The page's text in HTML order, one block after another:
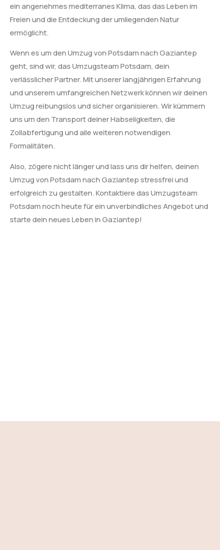
ein angenehmes mediterranes Klima, das das Leben im
Freien und die Entdeckung der umliegenden Natur
ermöglicht.
Wenn es um den Umzug von Potsdam nach Gaziantep
geht, sind wir, das Umzugsteam Potsdam, dein
verlässlicher Partner. Mit unserer langjährigen Erfahrung
und unserem umfangreichen Netzwerk können wir deinen
Umzug reibungslos und sicher organisieren. Wir kümmern
uns um den Transport deiner Habseligkeiten, die
Zollabfertigung und alle weiteren notwendigen
Formalitäten.
Also, zögere nicht länger und lass uns dir helfen, deinen
Umzug von Potsdam nach Gaziantep stressfrei und
erfolgreich zu gestalten. Kontaktiere das Umzugsteam
Potsdam noch heute für ein unverbindliches Angebot und
starte dein neues Leben in Gaziantep!